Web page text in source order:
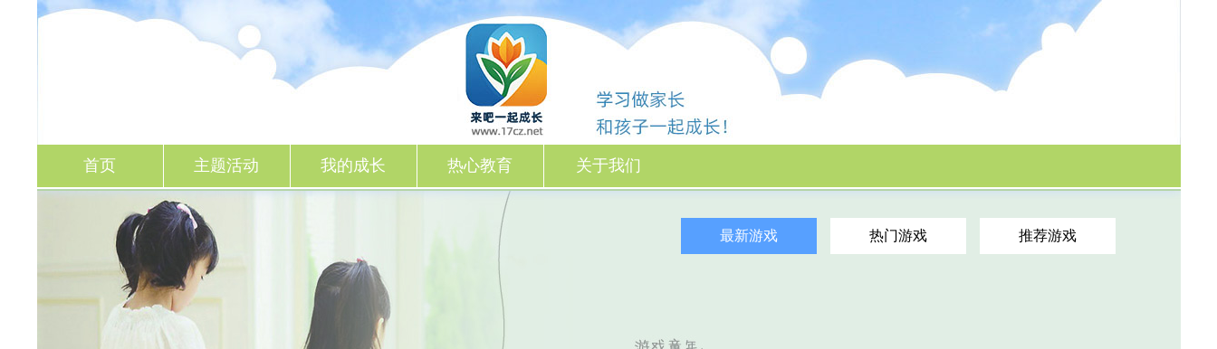
首页 主题活动 我的成长 热心教育 关于我们
最新游戏 热门游戏 推荐游戏